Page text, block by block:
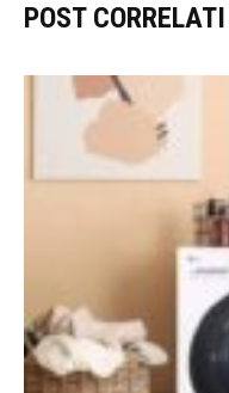
POST CORRELATI